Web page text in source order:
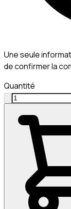
Une seule
de confirmer la
Quantité